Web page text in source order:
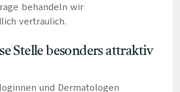
behandeln wir
vertraulich.
Stelle besonders attraktiv
und Dermatologen